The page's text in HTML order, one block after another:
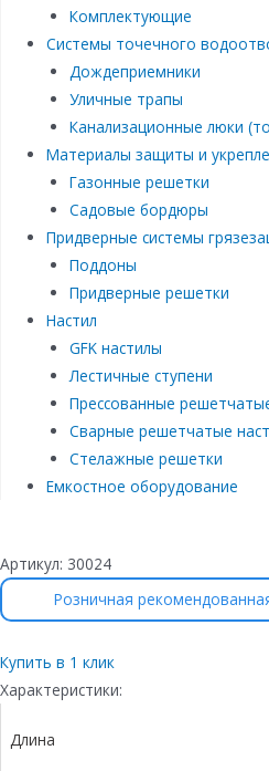
Комплектующие
Системы точечного
Дождеприемники
Уличные трапы
Канализационные люки
Материалы защиты и
Газонные решетки
Садовые бордюры
Придверные системы
Поддоны
Придверные решетки
Настил
GFK настилы
Лестичные ступени
Прессованные
Сварные решетчатые
Стелажные решетки
Емкостное оборудование
Артикул: 30024
Розничная
Купить в 1 клик
Характеристики:
Длина